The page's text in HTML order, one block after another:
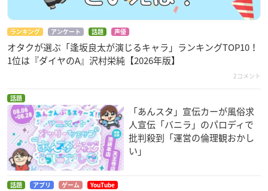
ランキング アンケート 話題 声優
オタクが選ぶ「逢坂良太が演じるキャラ」ランキングTOP10！
1位は『ダイヤのA』沢村栄純【2026年版】
2コメント
話題
「あんスタ」宣伝カーが風俗求
人宣伝「バニラ」のパロディで
批判殺到「運営の倫理観おかし
い」
話題 アプリ ゲーム YouTube